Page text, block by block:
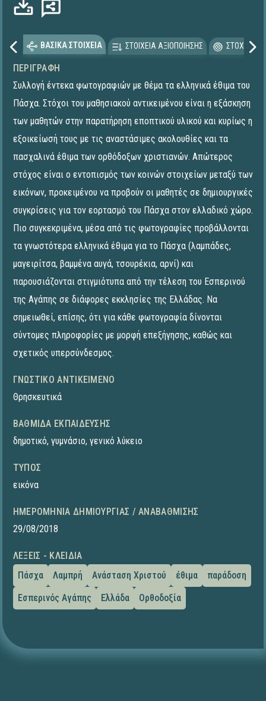
ΒΑΣΙΚΑ ΣΤΟΙΧΕΙΑ ΣΤΟΙΧΕΙΑ ΑΞΙΟΠΟΙΗΣΗΣ
ΠΕΡΙΓΡΑΦΉ
Συλλογή έντεκα φωτογραφιών με θέμα τα ελληνικά έθιμα του
Πάσχα. Στόχοι του μαθησιακού αντικειμένου είναι η εξάσκηση
των μαθητών στην παρατήρηση εποπτικού υλικού και κυρίως η
εξοικείωσή τους με τις αναστάσιμες ακολουθίες και τα
πασχαλινά έθιμα των ορθόδοξων χριστιανών. Απώτερος
στόχος είναι ο εντοπισμός των κοινών στοιχείων μεταξύ των
εικόνων, προκειμένου να προβούν οι μαθητές σε δημιουργικές
συγκρίσεις για τον εορτασμό του Πάσχα στον ελλαδικό χώρο.
Πιο συγκεκριμένα, μέσα από τις φωτογραφίες προβάλλονται
τα γνωστότερα ελληνικά έθιμα για το Πάσχα (λαμπάδες,
μαγειρίτσα, βαμμένα αυγά, τσουρέκια, αρνί) και
παρουσιάζονται στιγμιότυπα από την τέλεση του Εσπερινού
της Αγάπης σε διάφορες εκκλησίες της Ελλάδας. Να
σημειωθεί, επίσης, ότι για κάθε φωτογραφία δίνονται
σύντομες πληροφορίες με μορφή επεξήγησης, καθώς και
σχετικός υπερσύνδεσμος.
ΓΝΩΣΤΙΚΌ ΑΝΤΙΚΕΊΜΕΝΟ
Θρησκευτικά
ΒΑΘΜΊΔΑ ΕΚΠΑΊΔΕΥΣΗΣ
δημοτικό, γυμνάσιο, γενικό λύκειο
ΤΎΠΟΣ
εικόνα
ΗΜΕΡΟΜΗΝΊΑ ΔΗΜΙΟΥΡΓΊΑΣ / ΑΝΑΒΆΘΜΙΣΗΣ
29/08/2018
ΛΈΞΕΙΣ - ΚΛΕΙΔΙΆ
Πάσχα
Λαμπρή Ανάσταση Χριστού έθιμα
παράδοση
Εσπερινός Αγάπης
Ελλάδα Ορθοδοξία